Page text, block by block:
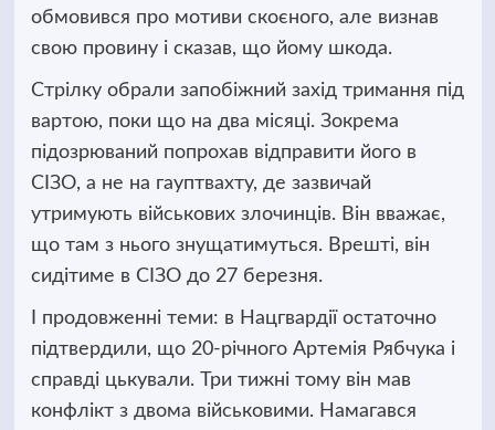
обмовився про мотиви скоєного, але визнав
свою провину і сказав, що йому шкода.
Стрілку обрали запобіжний захід тримання під
вартою, поки що на два місяці. Зокрема
підозрюваний попрохав відправити його в
СІЗО, а не на гауптвахту, де зазвичай
утримують військових злочинців. Він вважає,
що там з нього знущатимуться. Врешті, він
сидітиме в СІЗО до 27 березня.
І продовженні теми: в Нацгвардії остаточно
підтвердили, що 20-річного Артемія Рябчука і
справді цькували. Три тижні тому він мав
конфлікт з двома військовими. Намагався